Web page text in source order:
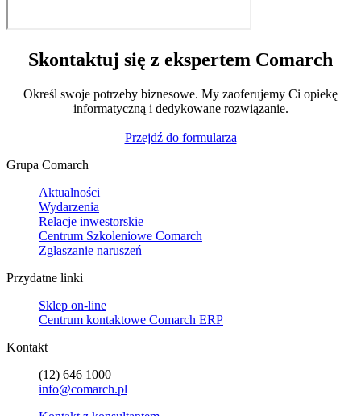
Skontaktuj się z ekspertem Comarch
Określ swoje potrzeby biznesowe. My zaoferujemy Ci opiekę
informatyczną i dedykowane rozwiązanie.
Przejdź do formularza
Grupa Comarch
Aktualności
Wydarzenia
Relacje inwestorskie
Centrum Szkoleniowe Comarch
Zgłaszanie naruszeń
Przydatne linki
Sklep on-line
Centrum kontaktowe Comarch ERP
Kontakt
(12) 646 1000
info@comarch.pl